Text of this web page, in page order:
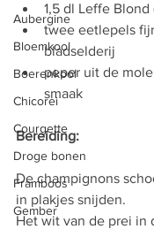
Aubergine
Bloemkool
Boerenkool
Chicorei
Courgette
Droge bonen
Framboos
Gember
1,5 dl Leffe
twee eetlepels
bladselderij
peper uit de
smaak
Bereiding:
De champignons
in plakjes snijden.
Het wit van de prei in